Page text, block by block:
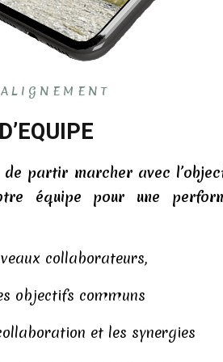
partir marcher avec
équipe pour une
collaborateurs,
objectifs communs
et les synergies